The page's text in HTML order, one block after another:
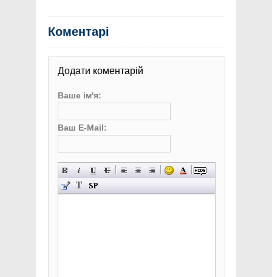
Коментарі
Додати коментарій
Ваше ім'я:
Ваш E-Mail: